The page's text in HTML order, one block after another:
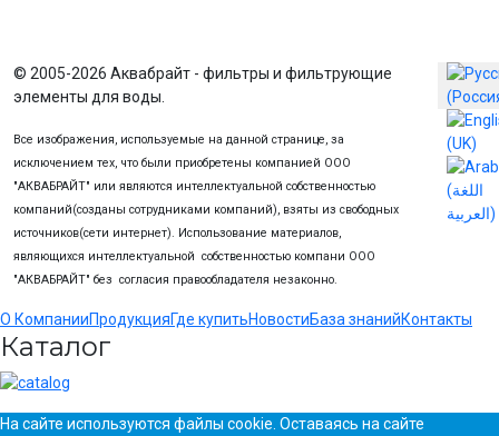
© 2005-2026 Аквабрайт - фильтры и фильтрующие
элементы для воды.
Все изображения, используемые на данной странице, за
исключением тех, что были приобретены компанией ООО
"АКВАБРАЙТ" или являются интеллектуальной собственностью
компаний(созданы сотрудниками компаний), взяты из свободных
источников(сети интернет). Использование материалов,
являющихся интеллектуальной собственностью компани ООО
"АКВАБРАЙТ" без согласия правообладателя незаконно.
О КомпанииПродукцияГде купитьНовостиБаза знанийКонтакты
Каталог
На сайте используются файлы cookie. Оставаясь на сайте